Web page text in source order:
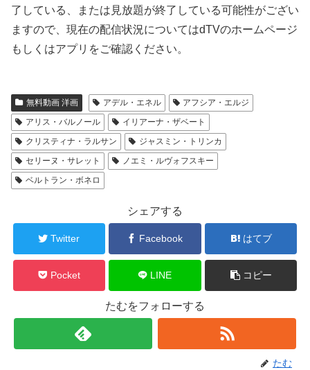
了している、または見放題が終了している可能性がござい
ますので、現在の配信状況についてはdTVのホームページ
もしくはアプリをご確認ください。
無料動画 洋画 アデル・エネル
アフシア・エルジ
アリス・バルノール
イリアーナ・ザベート
クリスティナ・ラルサン
ジャスミン・トリンカ
セリーヌ・サレット
ノエミ・ルヴォフスキー
ベルトラン・ボネロ
シェアする
Twitter Facebook はてブ
Pocket LINE コピー
たむをフォローする
たむ